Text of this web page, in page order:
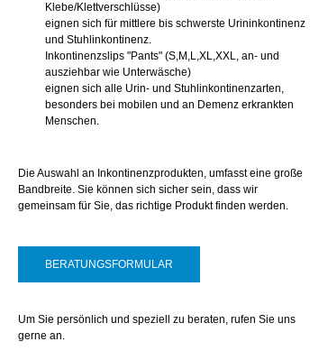
Klebe/Klettverschlüsse)
eignen sich für mittlere bis schwerste Urininkontinenz
und Stuhlinkontinenz.
Inkontinenzslips "Pants" (S,M,L,XL,XXL, an- und
ausziehbar wie Unterwäsche)
eignen sich alle Urin- und Stuhlinkontinenzarten,
besonders bei mobilen und an Demenz erkrankten
Menschen.
Die Auswahl an Inkontinenzprodukten, umfasst eine große
Bandbreite. Sie können sich sicher sein, dass wir
gemeinsam für Sie, das richtige Produkt finden werden.
BERATUNGSFORMULAR
Um Sie persönlich und speziell zu beraten, rufen Sie uns
gerne an.